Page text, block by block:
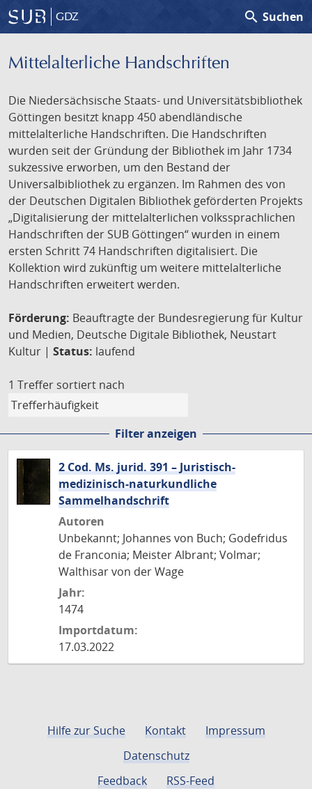
GDZ search Suchen
Mittelalterliche Handschriften
Die Niedersächsische Staats- und Universitätsbibliothek
Göttingen besitzt knapp 450 abendländische
mittelalterliche Handschriften. Die Handschriften
wurden seit der Gründung der Bibliothek im Jahr 1734
sukzessive erworben, um den Bestand der
Universalbibliothek zu ergänzen. Im Rahmen des von
der Deutschen Digitalen Bibliothek geförderten Projekts
„Digitalisierung der mittelalterlichen volkssprachlichen
Handschriften der SUB Göttingen“ wurden in einem
ersten Schritt 74 Handschriften digitalisiert. Die
Kollektion wird zukünftig um weitere mittelalterliche
Handschriften erweitert werden.
Förderung: Beauftragte der Bundesregierung für Kultur
und Medien, Deutsche Digitale Bibliothek, Neustart
Kultur | Status: laufend
1 Treffer sortiert nach
Filter anzeigen
2 Cod. Ms. jurid. 391 – Juristisch-
medizinisch-naturkundliche
Sammelhandschrift
Autoren
Unbekannt; Johannes von Buch; Godefridus
de Franconia; Meister Albrant; Volmar;
Walthisar von der Wage
Jahr:
1474
Importdatum:
17.03.2022
Hilfe zur Suche Kontakt
Impressum
Datenschutz
Feedback
RSS-Feed